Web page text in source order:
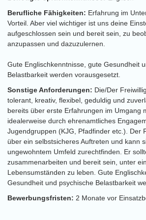
Berufliche Fähigkeiten: Erfahrung im
Vorteil. Aber viel wichtiger ist uns deine
aufgeschlossen sein und bereit sein, zu
anzupassen und dazuzulernen.
Gute Englischkenntnisse, gute Gesundheit
Belastbarkeit werden vorausgesetzt.
Sonstige Anforderungen: Die/Der
tolerant, kreativ, flexibel, geduldig und
bereits über erste Erfahrungen im Umgang
idealerweise durch ehrenamtliches
Jugendgruppen (KJG, Pfadfinder etc.). Der
über ein selbstsicheres Auftreten und kann
ungewohntem Umfeld zurechtfinden. Er
zusammenarbeiten und bereit sein, unter
Lebensumständen zu leben. Gute
Gesundheit und psychische Belastbarkeit
Bewerbungsfristen: 2 Monate vor